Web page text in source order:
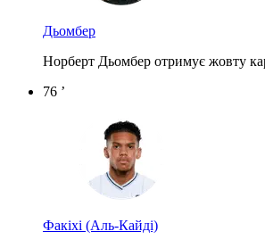
Дьомбер
Норберт Дьомбер отримує жовту
76 ’
Факіхі (Аль-Кайді)